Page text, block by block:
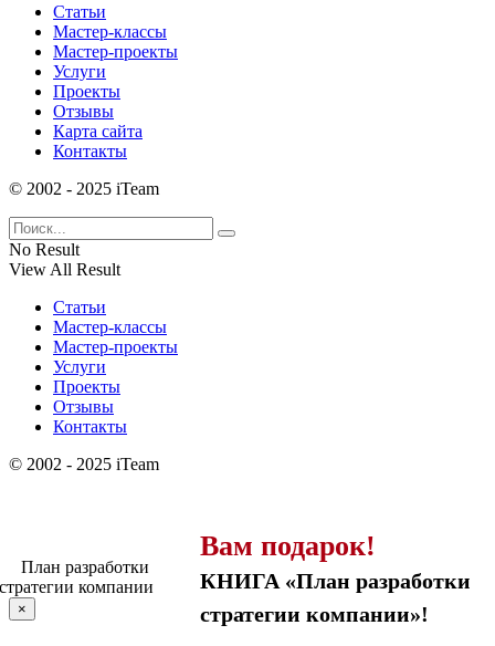
Статьи
Мастер-классы
Мастер-проекты
Услуги
Проекты
Отзывы
Карта сайта
Контакты
© 2002 - 2025 iTeam
No Result
View All Result
Статьи
Мастер-классы
Мастер-проекты
Услуги
Проекты
Отзывы
Контакты
© 2002 - 2025 iTeam
Вам подарок!
КНИГА «План разработки
стратегии компании»!
×